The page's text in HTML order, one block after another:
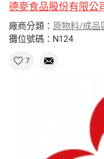
德麥食品股份有限公
廠商分類： 原物料/成品
攤位號碼：N124
7